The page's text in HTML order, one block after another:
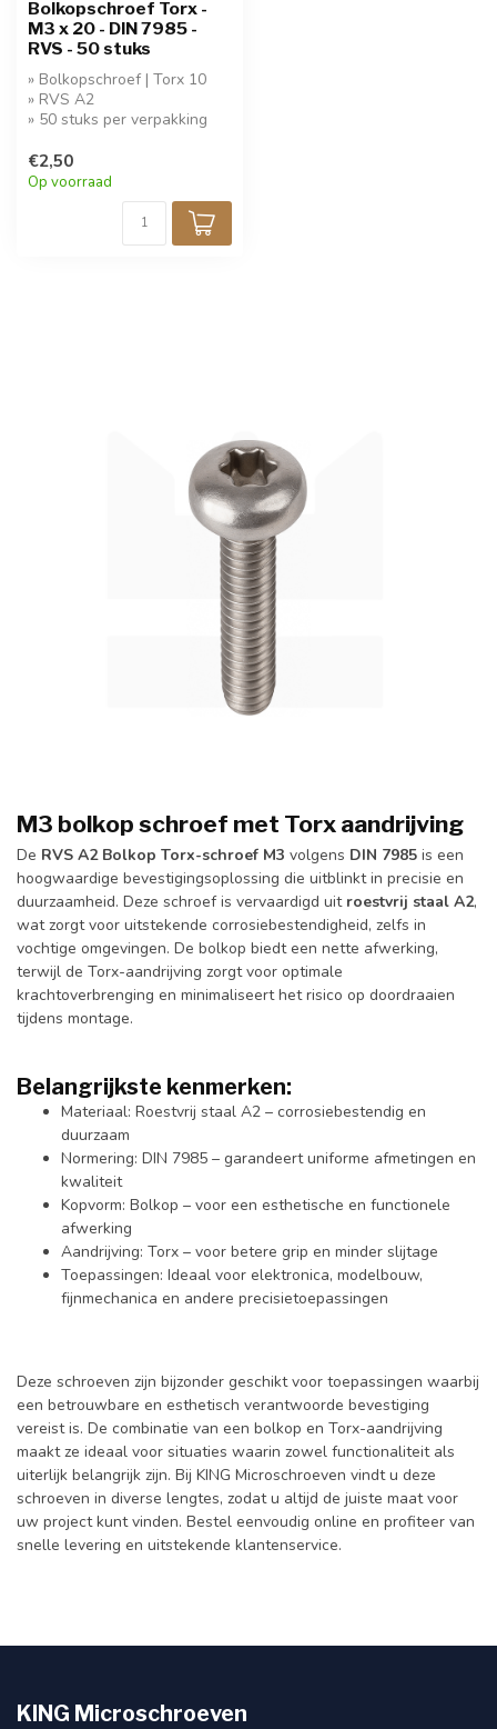
Bolkopschroef Torx -
M3 x 20 - DIN 7985 -
RVS - 50 stuks
» Bolkopschroef | Torx 10
» RVS A2
» 50 stuks per verpakking
€2,50
Op voorraad
M3 bolkop schroef met Torx aandrijving
De RVS A2 Bolkop Torx-schroef M3 volgens DIN 7985 is een
hoogwaardige bevestigingsoplossing die uitblinkt in precisie en
duurzaamheid. Deze schroef is vervaardigd uit roestvrij staal A2,
wat zorgt voor uitstekende corrosiebestendigheid, zelfs in
vochtige omgevingen. De bolkop biedt een nette afwerking,
terwijl de Torx-aandrijving zorgt voor optimale
krachtoverbrenging en minimaliseert het risico op doordraaien
tijdens montage.
Belangrijkste kenmerken:
Materiaal: Roestvrij staal A2 – corrosiebestendig en
duurzaam
Normering: DIN 7985 – garandeert uniforme afmetingen en
kwaliteit
Kopvorm: Bolkop – voor een esthetische en functionele
afwerking
Aandrijving: Torx – voor betere grip en minder slijtage
Toepassingen: Ideaal voor elektronica, modelbouw,
fijnmechanica en andere precisietoepassingen
Deze schroeven zijn bijzonder geschikt voor toepassingen waarbij
een betrouwbare en esthetisch verantwoorde bevestiging
vereist is. De combinatie van een bolkop en Torx-aandrijving
maakt ze ideaal voor situaties waarin zowel functionaliteit als
uiterlijk belangrijk zijn. Bij KING Microschroeven vindt u deze
schroeven in diverse lengtes, zodat u altijd de juiste maat voor
uw project kunt vinden. Bestel eenvoudig online en profiteer van
snelle levering en uitstekende klantenservice.
KING Microschroeven